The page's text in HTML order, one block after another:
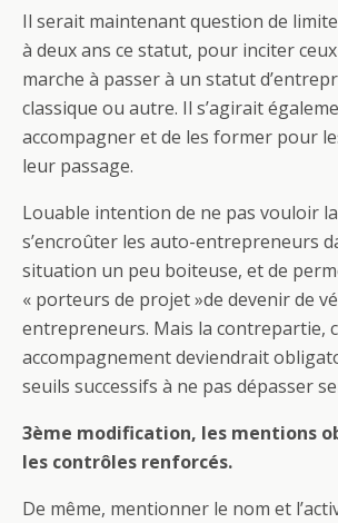
Il serait maintenant question de
à deux ans ce statut, pour inciter
marche à passer à un statut
classique ou autre. Il s’agirait
accompagner et de les former pour
leur passage.
Louable intention de ne pas vouloir
s’encroûter les auto-entrepreneurs
situation un peu boiteuse, et de
« porteurs de projet »de devenir de
entrepreneurs. Mais la contrepartie,
accompagnement deviendrait
seuils successifs à ne pas dépasser
3ème modification, les mentions
les contrôles renforcés.
De même, mentionner le nom et